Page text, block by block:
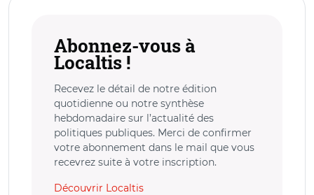
Abonnez-vous à
Localtis !
Recevez le détail de notre édition
quotidienne ou notre synthèse
hebdomadaire sur l’actualité des
politiques publiques. Merci de confirmer
votre abonnement dans le mail que vous
recevrez suite à votre inscription.
Découvrir Localtis